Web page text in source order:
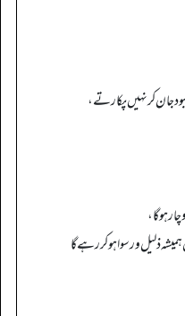
جان کر نہیں پکارتے،
ہو گا،
ذلیل ورسوا ہو کر رہے گا